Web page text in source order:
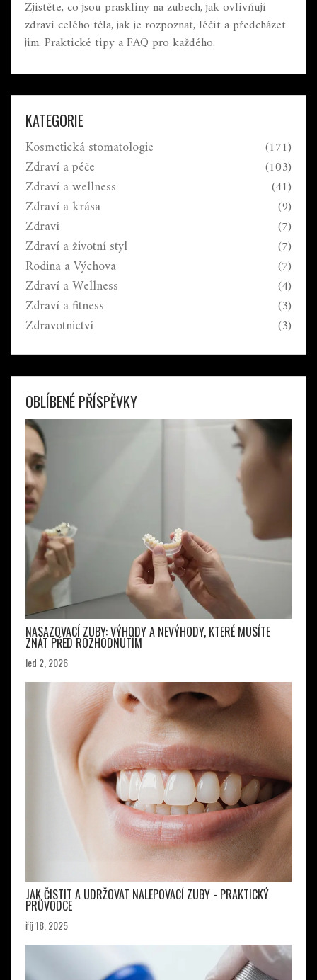
Zjistěte, co jsou praskliny na zubech, jak ovlivňují
zdraví celého těla, jak je rozpoznat, léčit a předcházet
jim. Praktické tipy a FAQ pro každého.
KATEGORIE
Kosmetická stomatologie (171)
Zdraví a péče (103)
Zdraví a wellness (41)
Zdraví a krása (9)
Zdraví (7)
Zdraví a životní styl (7)
Rodina a Výchova (7)
Zdraví a Wellness (4)
Zdraví a fitness (3)
Zdravotnictví (3)
OBLÍBENÉ PŘÍSPĚVKY
NASAZOVACÍ ZUBY: VÝHODY A NEVÝHODY, KTERÉ MUSÍTE
ZNÁT PŘED ROZHODNUTÍM
led 2, 2026
JAK ČISTIT A UDRŽOVAT NALEPOVACÍ ZUBY - PRAKTICKÝ
PRŮVODCE
říj 18, 2025